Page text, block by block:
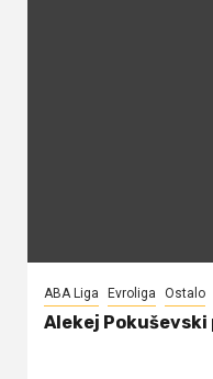
ABA Liga Evroliga Ostalo
Alekej